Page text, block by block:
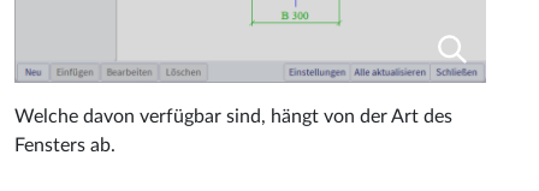
Welche davon verfügbar sind, hängt von der Art des
Fensters ab.